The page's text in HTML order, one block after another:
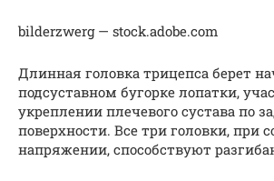
bilderzwerg — stock.adobe.com
Длинная головка трицепса берет
подсуставном бугорке лопатки,
укреплении плечевого сустава по
поверхности. Все три головки, при
напряжении, способствуют